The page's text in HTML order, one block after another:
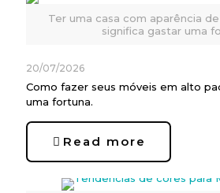
Ter uma casa com aparência
significa gastar uma
20/07/2026
Como fazer seus móveis em alto
uma fortuna.
Read more